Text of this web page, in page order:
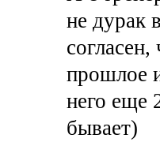
не дурак
прошлое
него еще
бывает)